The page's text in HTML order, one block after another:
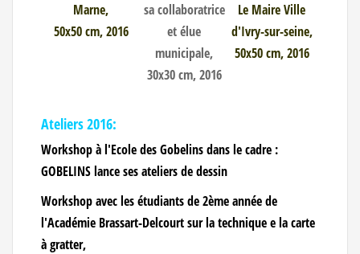
Marne,
50x50 cm, 2016
sa collaboratrice
et élue
municipale,
30x30 cm, 2016
Le Maire Ville
d'Ivry-sur-seine,
50x50 cm, 2016
Ateliers 2016:
Workshop à l'Ecole des Gobelins dans le cadre :
GOBELINS lance ses ateliers de dessin
Workshop avec les étudiants de 2ème année de
l'Académie Brassart-Delcourt sur la technique e la carte
à gratter,